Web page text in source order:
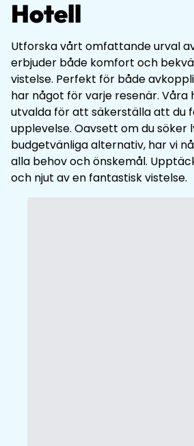
Hotell
Utforska vårt omfattande urval
erbjuder både komfort och
vistelse. Perfekt för både
har något för varje resenär.
utvalda för att säkerställa att du
upplevelse. Oavsett om du söker
budgetvänliga alternativ, har vi
alla behov och önskemål.
och njut av en fantastisk vistelse.